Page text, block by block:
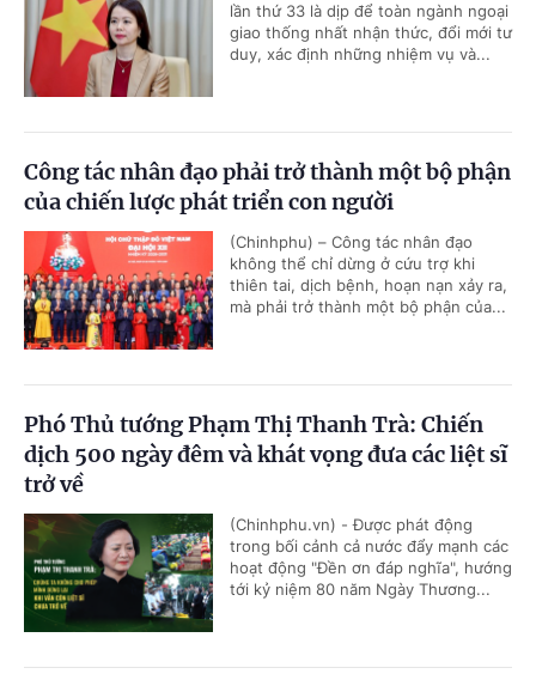
lần thứ 33 là dịp để toàn ngành ngoại
giao thống nhất nhận thức, đổi mới tư
duy, xác định những nhiệm vụ và...
Công tác nhân đạo phải trở thành một bộ phận
của chiến lược phát triển con người
(Chinhphu) – Công tác nhân đạo
không thể chỉ dừng ở cứu trợ khi
thiên tai, dịch bệnh, hoạn nạn xảy ra,
mà phải trở thành một bộ phận của...
Phó Thủ tướng Phạm Thị Thanh Trà: Chiến
dịch 500 ngày đêm và khát vọng đưa các liệt sĩ
trở về
(Chinhphu.vn) - Được phát động
trong bối cảnh cả nước đẩy mạnh các
hoạt động "Đền ơn đáp nghĩa", hướng
tới kỷ niệm 80 năm Ngày Thương...